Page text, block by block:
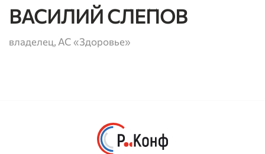
ВАСИЛИЙ СЛЕПОВ
владелец, АС «Здоровье»